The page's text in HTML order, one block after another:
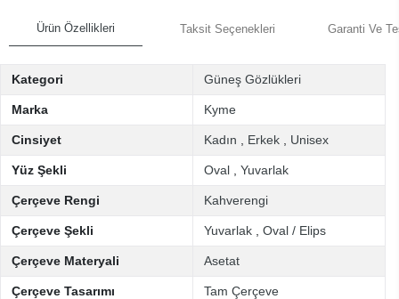
Ürün Özellikleri Taksit Seçenekleri Garanti Ve
Kategori Güneş Gözlükleri
Marka Kyme
Cinsiyet Kadın Erkek Unisex
Yüz Şekli Oval Yuvarlak
Çerçeve Rengi Kahverengi
Çerçeve Şekli Yuvarlak Oval / Elips
Çerçeve Materyali Asetat
Çerçeve Tasarımı Tam Çerçeve